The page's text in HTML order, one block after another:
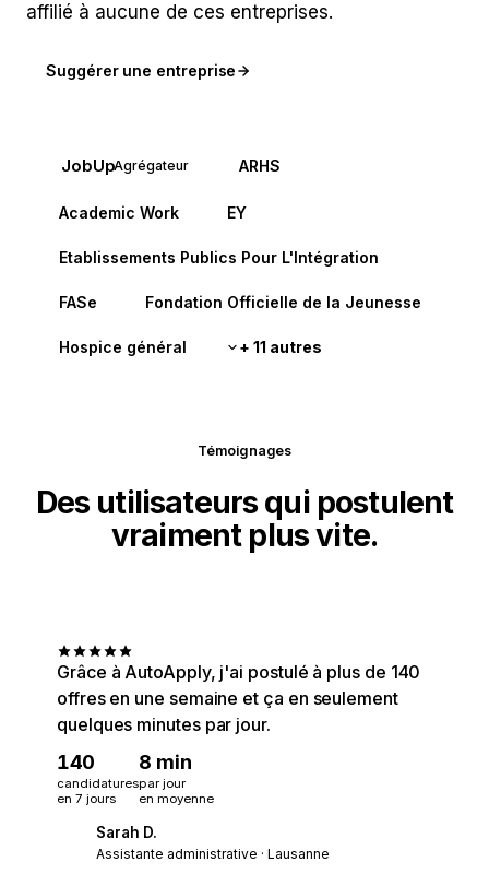
affilié à aucune de ces entreprises.
Suggérer une entreprise
JobUpAgrégateur ARHS
Academic Work EY
Etablissements Publics Pour L'Intégration
FASe Fondation Officielle de la Jeunesse
Hospice général + 11 autres
Témoignages
Des utilisateurs qui postulent
vraiment plus vite.
Grâce à AutoApply, j'ai postulé à plus de 140
offres en une semaine et ça en seulement
quelques minutes par jour.
140
candidatures
en 7 jours
8 min
par jour
en moyenne
Sarah D.
Assistante administrative · Lausanne